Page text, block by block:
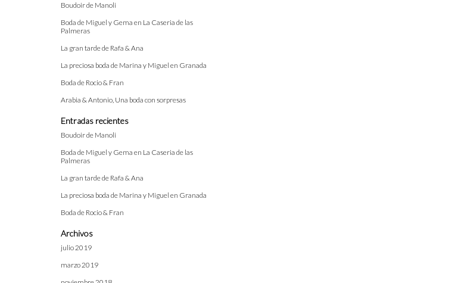
Boudoir de Manoli
Boda de Miguel y Gema en La Caseria de las
Palmeras
La gran tarde de Rafa & Ana
La preciosa boda de Marina y Miguel en Granada
Boda de Rocio & Fran
Arabia & Antonio, Una boda con sorpresas
Entradas recientes
Boudoir de Manoli
Boda de Miguel y Gema en La Caseria de las
Palmeras
La gran tarde de Rafa & Ana
La preciosa boda de Marina y Miguel en Granada
Boda de Rocio & Fran
Archivos
julio 2019
marzo 2019